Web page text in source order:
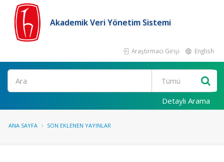
Akademik Veri Yönetim Sistemi
Araştırmacı Girişi English
Ara
Detaylı Arama
ANA SAYFA SON EKLENEN YAYINLAR